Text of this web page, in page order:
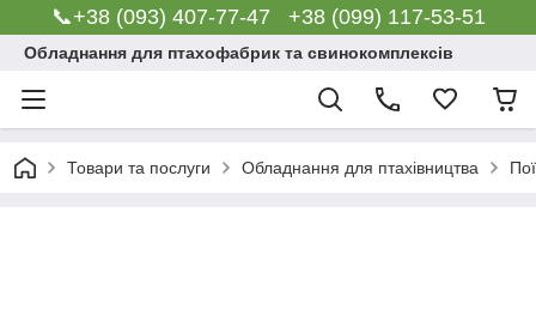
📞+38 (093) 407-77-47 +38 (099) 117-53-51
Обладнання для птахофабрик та свинокомплексів
Товари та послуги Обладнання для птахівництва